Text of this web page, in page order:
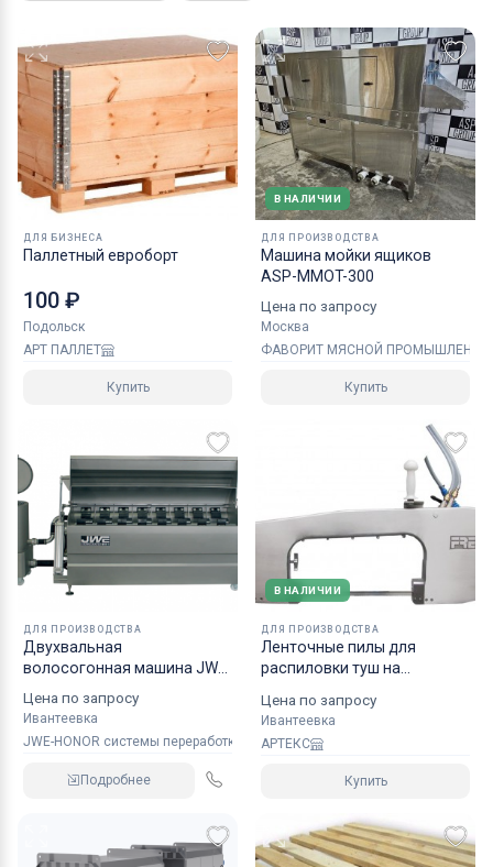
ДЛЯ БИЗНЕСА
Паллетный евроборт
100 ₽
Подольск
АРТ ПАЛЛЕТ
Купить
В НАЛИЧИИ
ДЛЯ ПРОИЗВОДСТВА
Машина мойки ящиков
ASP-MMOT-300
Цена по запросу
Москва
ФАВОРИТ МЯСНОЙ
Купить
ДЛЯ ПРОИЗВОДСТВА
Двухвальная
волосогонная машина JWE-
HONOR CSDM 25-21S с
Цена по запросу
Ивантеевка
JWE-HONOR системы переработки мяса
Подробнее
В НАЛИЧИИ
ДЛЯ ПРОИЗВОДСТВА
Ленточные пилы для
распиловки туш на
Цена по запросу
Ивантеевка
АРТЕКС
Купить